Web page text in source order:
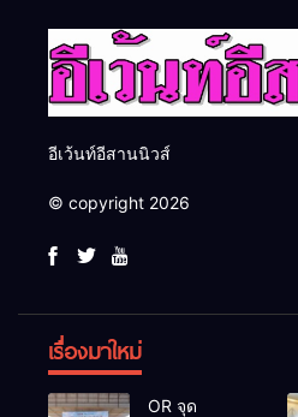
อีเว้นท์อีสานนิวส์
© copyright 2026
เรื่องมาใหม่
OR จุด